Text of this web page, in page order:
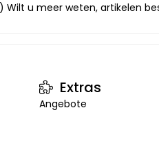
u meer weten, artikelen
Extras
Angebote